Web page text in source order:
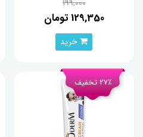
199,000
129,350 تومان
خرید
27٪ تخفیف